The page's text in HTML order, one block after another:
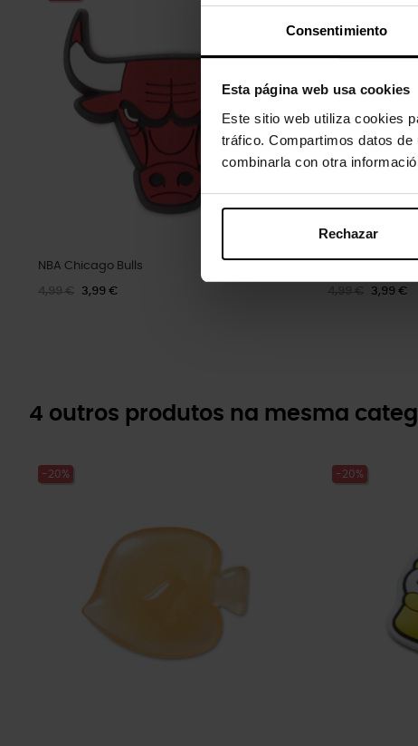
Consentimiento
Esta página web usa cookies
Este sitio web utiliza cookies
tráfico. Compartimos datos
combinarla con otra
Rechazar
NBA Chicago Bulls
4,99 € 3,99 € 3,99 €
4 outros produtos na mesma
-20% -20%